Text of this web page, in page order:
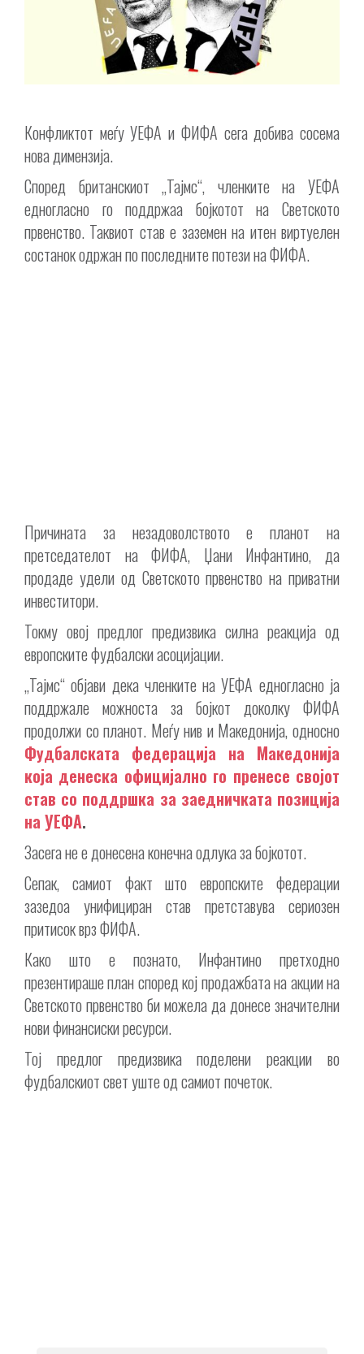
Конфликтот меѓу УЕФА и ФИФА сега добива сосема
нова димензија.
Според британскиот „Тајмс“, членките на УЕФА
едногласно го поддржаа бојкотот на Светското
првенство. Таквиот став е заземен на итен виртуелен
состанок одржан по последните потези на ФИФА.
Причината за незадоволството е планот на
претседателот на ФИФА, Џани Инфантино, да
продаде удели од Светското првенство на приватни
инвеститори.
Токму овој предлог предизвика силна реакција од
европските фудбалски асоцијации.
„Тајмс“ објави дека членките на УЕФА едногласно ја
поддржале можноста за бојкот доколку ФИФА
продолжи со планот. Меѓу нив и Македонија, односно
Фудбалската федерација на Македонија
која денеска официјално го пренесе својот
став со поддршка за заедничката позиција
на УЕФА.
Засега не е донесена конечна одлука за бојкотот.
Сепак, самиот факт што европските федерации
зазедоа унифициран став претставува сериозен
притисок врз ФИФА.
Како што е познато, Инфантино претходно
презентираше план според кој продажбата на акции на
Светското првенство би можела да донесе значителни
нови финансиски ресурси.
Тој предлог предизвика поделени реакции во
фудбалскиот свет уште од самиот почеток.